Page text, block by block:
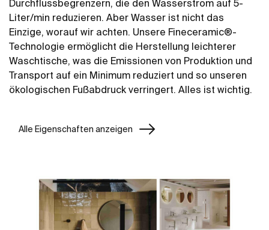
Durchflussbegrenzern, die den Wasserstrom auf 5-
Liter/min reduzieren. Aber Wasser ist nicht das
Einzige, worauf wir achten. Unsere Fineceramic®-
Technologie ermöglicht die Herstellung leichterer
Waschtische, was die Emissionen von Produktion und
Transport auf ein Minimum reduziert und so unseren
ökologischen Fußabdruck verringert. Alles ist wichtig.
Alle Eigenschaften anzeigen